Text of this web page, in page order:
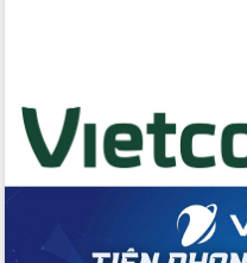
Bầu cử Quốc hội và HĐND: Cử tri Đắk
Lắk gửi gắm niềm tin, kỳ vọng vào lá
phiếu
Đắk Lắk sẵn sàng các điều kiện cho
Ngày hội bầu cử đại biểu Quốc hội
khóa XVI và HĐND các cấp nhiệm kỳ